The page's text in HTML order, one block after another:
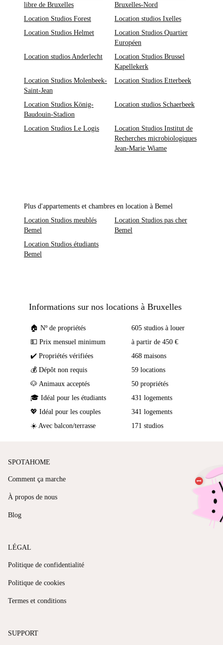
libre de Bruxelles
Bruxelles-Nord
Location Studios Forest
Location studios Ixelles
Location Studios Helmet
Location Studios Quartier
Européen
Location studios Anderlecht
Location Studios Brussel
Kapellekerk
Location Studios Molenbeek-
Saint-Jean
Location Studios Etterbeek
Location Studios König-
Baudouin-Stadion
Location studios Schaerbeek
Location Studios Le Logis
Location Studios Institut de
Recherches microbiologiques
Jean-Marie Wiame
Plus d'appartements et chambres en location à Bemel
Location Studios meublés
Bemel
Location Studios pas cher
Bemel
Location Studios étudiants
Bemel
Informations sur nos locations à Bruxelles
🏠 Nº de propriétés
605 studios à louer
💵 Prix mensuel minimum
à partir de 450 €
✔️ Propriétés vérifiées
468 maisons
💰 Dépôt non requis
59 locations
🐶 Animaux acceptés
50 propriétés
🎓 Idéal pour les étudiants
431 logements
💖 Idéal pour les couples
341 logements
☀️ Avec balcon/terrasse
171 studios
SPOTAHOME
Comment ça marche
À propos de nous
Blog
LÉGAL
Politique de confidentialité
Politique de cookies
Termes et conditions
SUPPORT